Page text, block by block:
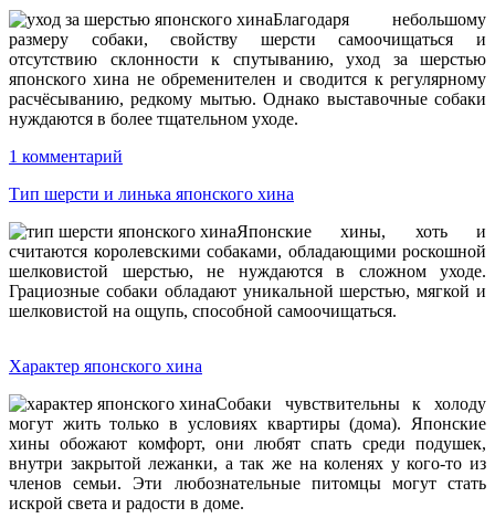
Благодаря небольшому
размеру собаки, свойству шерсти самоочищаться и
отсутствию склонности к спутыванию, уход за шерстью
японского хина не обременителен и сводится к регулярному
расчёсыванию, редкому мытью. Однако выставочные собаки
нуждаются в более тщательном уходе.
1 комментарий
Тип шерсти и линька японского хина
Японские хины, хоть и
считаются королевскими собаками, обладающими роскошной
шелковистой шерстью, не нуждаются в сложном уходе.
Грациозные собаки обладают уникальной шерстью, мягкой и
шелковистой на ощупь, способной самоочищаться.
Характер японского хина
Собаки чувствительны к холоду
могут жить только в условиях квартиры (дома). Японские
хины обожают комфорт, они любят спать среди подушек,
внутри закрытой лежанки, а так же на коленях у кого-то из
членов семьи. Эти любознательные питомцы могут стать
искрой света и радости в доме.